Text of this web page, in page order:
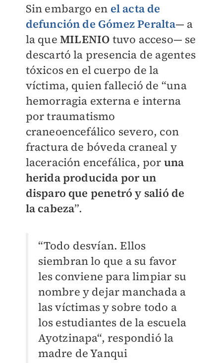
Sin embargo en el acta de
defunción de Gómez Peralta— a
la que MILENIO tuvo acceso— se
descartó la presencia de agentes
tóxicos en el cuerpo de la
víctima, quien falleció de “una
hemorragia externa e interna
por traumatismo
craneoencefálico severo, con
fractura de bóveda craneal y
laceración encefálica, por una
herida producida por un
disparo que penetró y salió de
la cabeza”.
“Todo desvían. Ellos
siembran lo que a su favor
les conviene para limpiar su
nombre y dejar manchada a
las víctimas y sobre todo a
los estudiantes de la escuela
Ayotzinapa“, respondió la
madre de Yanqui